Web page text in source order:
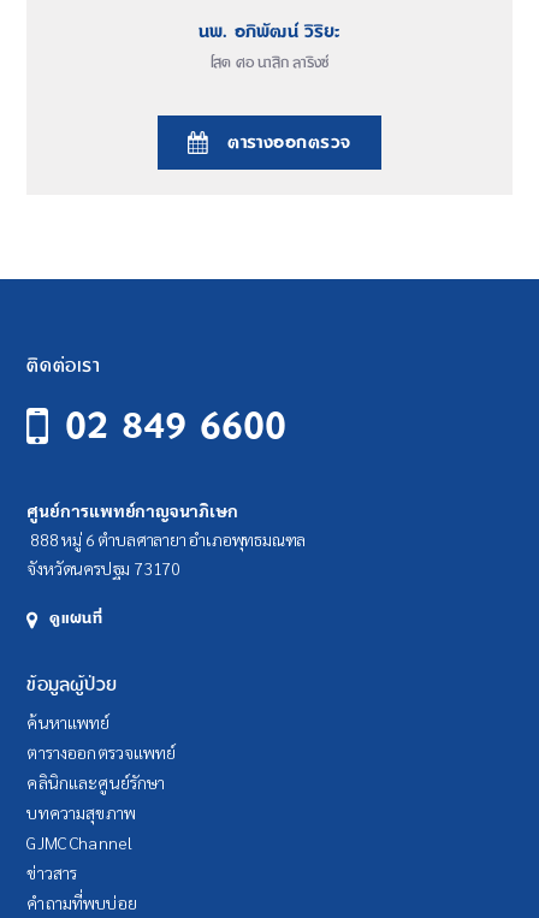
โสต ศอ นาสิก ลาริงซ์
นพ. อภิพัฒน์ วิริยะ
ตารางออกตรวจ
ติดต่อเรา
02 849 6600
ศูนย์การแพทย์กาญจนาภิเษก
888 หมู่ 6 ตำบลศาลายา อำเภอพุทธมณฑล
จังหวัดนครปฐม 73170
ดูแผนที่
ข้อมูลผู้ป่วย
ค้นหาแพทย์
ตารางออกตรวจแพทย์
คลินิกและศูนย์รักษา
บทความสุขภาพ
GJMC Channel
ข่าวสาร
คำถามที่พบบ่อย